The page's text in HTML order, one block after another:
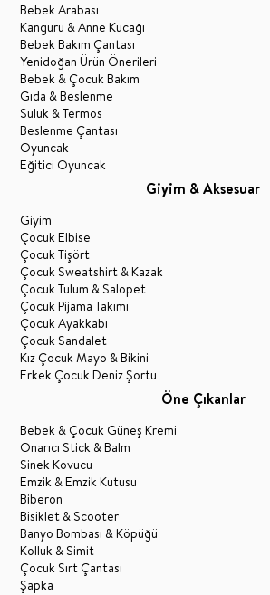
Bebek Arabası
Kanguru & Anne Kucağı
Bebek Bakım Çantası
Yenidoğan Ürün Önerileri
Bebek & Çocuk Bakım
Gıda & Beslenme
Suluk & Termos
Beslenme Çantası
Oyuncak
Eğitici Oyuncak
Giyim & Aksesuar
Giyim
Çocuk Elbise
Çocuk Tişört
Çocuk Sweatshirt & Kazak
Çocuk Tulum & Salopet
Çocuk Pijama Takımı
Çocuk Ayakkabı
Çocuk Sandalet
Kız Çocuk Mayo & Bikini
Erkek Çocuk Deniz Şortu
Öne Çıkanlar
Bebek & Çocuk Güneş Kremi
Onarıcı Stick & Balm
Sinek Kovucu
Emzik & Emzik Kutusu
Biberon
Bisiklet & Scooter
Banyo Bombası & Köpüğü
Kolluk & Simit
Çocuk Sırt Çantası
Şapka